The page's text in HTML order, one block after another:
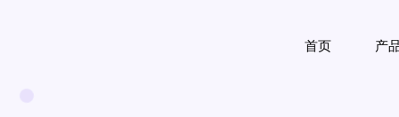
首页 产